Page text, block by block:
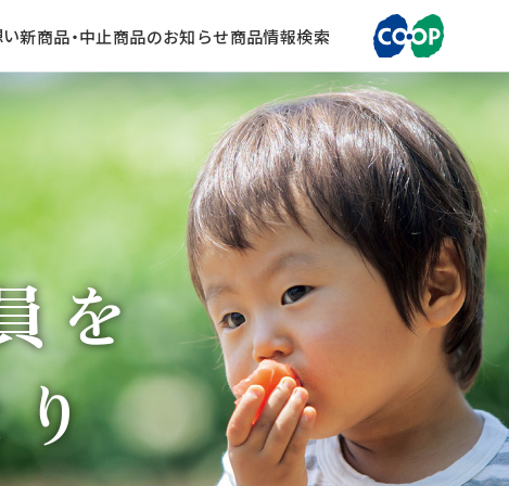
新商品・中止商品のお知らせ商品情報検索
を